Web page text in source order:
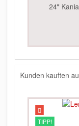
24"
Kunden kauften
TIPP!